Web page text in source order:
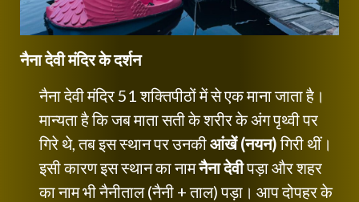
नैना देवी मंदिर के दर्शन
नैना देवी मंदिर 51 शक्तिपीठों में से एक माना जाता है।
मान्यता है कि जब माता सती के शरीर के अंग पृथ्वी पर
गिरे थे, तब इस स्थान पर उनकीआंखें (नयन)गिरी थीं।
इसी कारण इस स्थान का नामनैना देवीपड़ा और शहर
का नाम भी नैनीताल (नैनी + ताल) पड़ा। आप दोपहर के